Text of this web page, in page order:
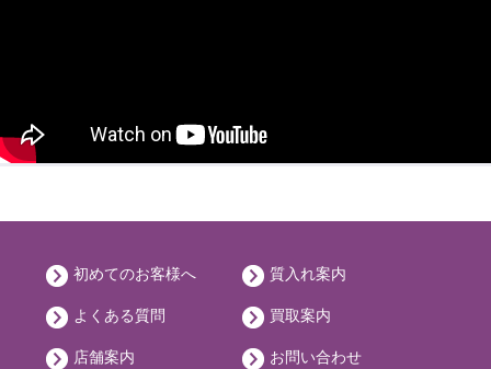
初めてのお客様へ 質入れ案内
よくある質問 買取案内
店舗案内 お問い合わせ